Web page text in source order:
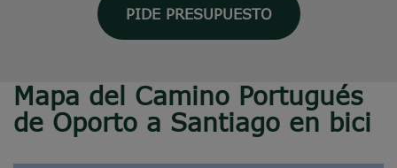
PIDE PRESUPUESTO
Mapa del Camino Portugués
de Oporto a Santiago en bici